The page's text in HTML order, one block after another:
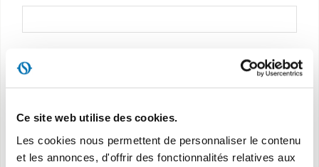
Ce site web utilise des cookies.
Les cookies nous permettent de personnaliser le contenu
et les annonces, d'offrir des fonctionnalités relatives aux
Profession *
Objet de votre demande *